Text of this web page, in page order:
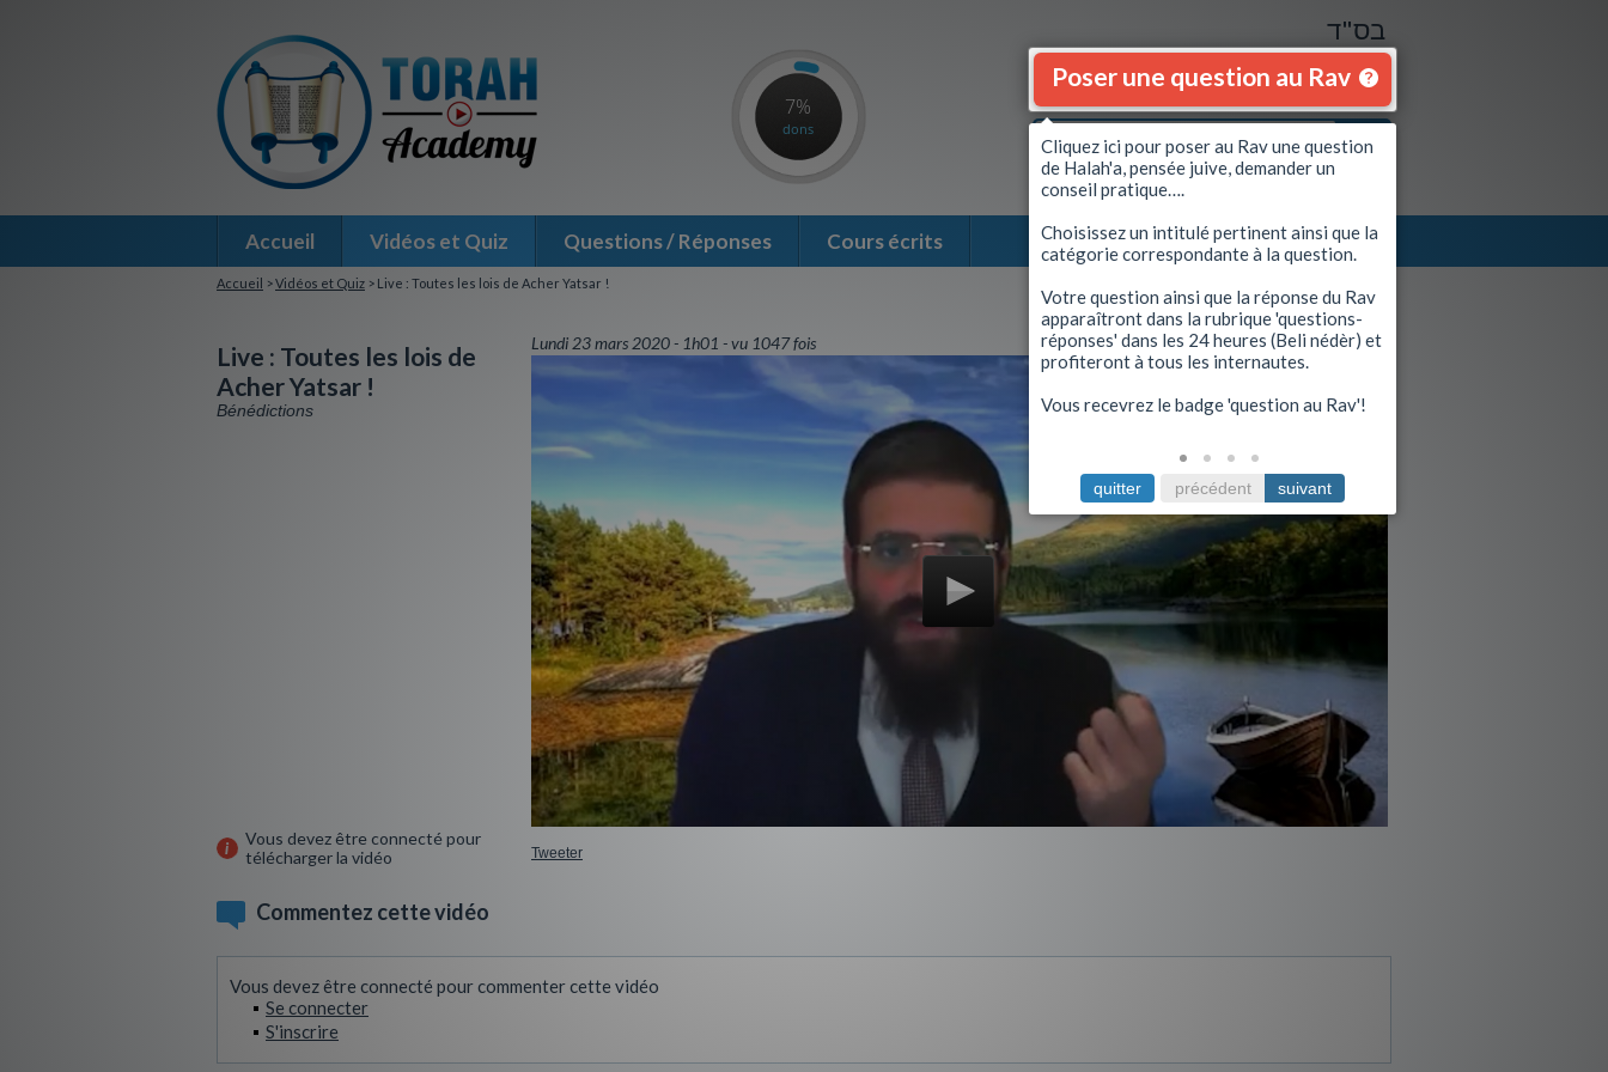
7%
dons
Se connecter|S'inscrire
בס"ד
Poser une question au Rav
Accueil Vidéos et Quiz Questions / Réponses Cours écrits
Accueil >Vidéos et Quiz > Live : Toutes les lois de Acher Yatsar !
Live : Toutes les lois de
Acher Yatsar !
Bénédictions
Vous devez être connecté pour
télécharger la vidéo
Voir le guide
Lundi 23 mars 2020 1h01 vu 1047 fois
Tweeter
Commentez cette vidéo
Vous devez être connecté pour commenter cette vidéo
Se connecter
S'inscrire
Cliquez ici pour poser au Rav une question
de Halah'a, pensée juive, demander un
conseil pratique….
Choisissez un intitulé pertinent ainsi que la
catégorie correspondante à la question.
Votre question ainsi que la réponse du Rav
apparaîtront dans la rubrique 'questions-
réponses' dans les 24 heures (Beli nédèr) et
profiteront à tous les internautes.
Vous recevrez le badge 'question au Rav'!
quitter précédent suivant